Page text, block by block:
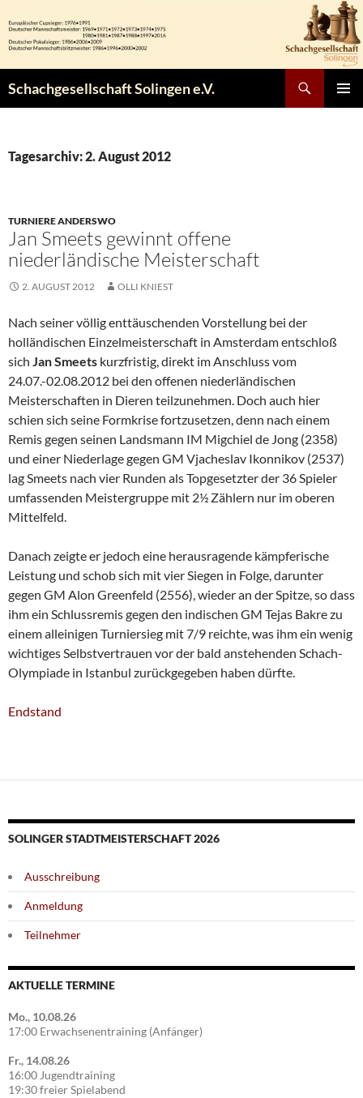
Inhalt
springen
Schachgesellschaft Solingen e.V.
Tagesarchiv: 2. August 2012
TURNIERE ANDERSWO
Jan Smeets gewinnt offene
niederländische Meisterschaft
2. AUGUST 2012 OLLI KNIEST
Nach seiner völlig enttäuschenden Vorstellung bei der
holländischen Einzelmeisterschaft in Amsterdam entschloß
sich Jan Smeets kurzfristig, direkt im Anschluss vom
24.07.-02.08.2012 bei den offenen niederländischen
Meisterschaften in Dieren teilzunehmen. Doch auch hier
schien sich seine Formkrise fortzusetzen, denn nach einem
Remis gegen seinen Landsmann IM Migchiel de Jong (2358)
und einer Niederlage gegen GM Vjacheslav Ikonnikov (2537)
lag Smeets nach vier Runden als Topgesetzter der 36 Spieler
umfassenden Meistergruppe mit 2½ Zählern nur im oberen
Mittelfeld.
Danach zeigte er jedoch eine herausragende kämpferische
Leistung und schob sich mit vier Siegen in Folge, darunter
gegen GM Alon Greenfeld (2556), wieder an der Spitze, so dass
ihm ein Schlussremis gegen den indischen GM Tejas Bakre zu
einem alleinigen Turniersieg mit 7/9 reichte, was ihm ein wenig
wichtiges Selbstvertrauen vor der bald anstehenden Schach-
Olympiade in Istanbul zurückgegeben haben dürfte.
Endstand
SOLINGER STADTMEISTERSCHAFT 2026
Ausschreibung
Anmeldung
Teilnehmer
AKTUELLE TERMINE
Mo., 10.08.26
17:00 Erwachsenentraining (Anfänger)
Fr., 14.08.26
16:00 Jugendtraining
19:30 freier Spielabend